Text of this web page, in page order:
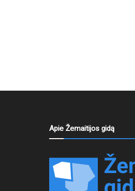
Apie Žemaitijos gidą